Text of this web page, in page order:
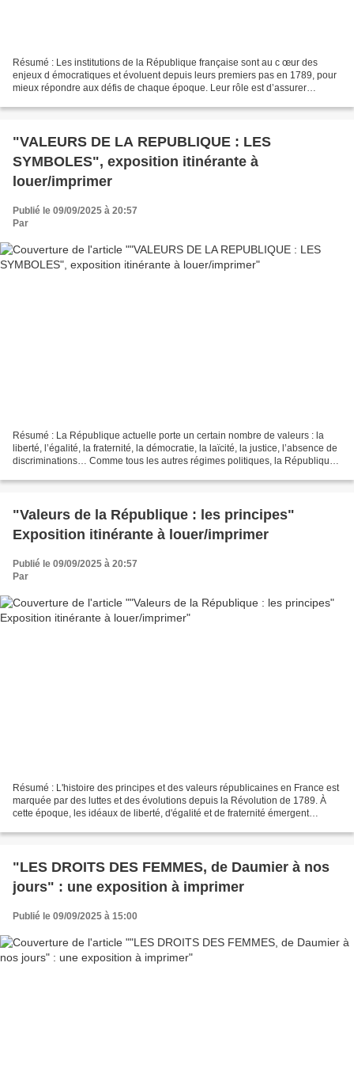
Résumé : Les institutions de la République française sont au c œur des
enjeux d émocratiques et évoluent depuis leurs premiers pas en 1789, pour
mieux répondre aux défis de chaque époque. Leur rôle est d’assurer
"VALEURS DE LA REPUBLIQUE : LES
SYMBOLES", exposition itinérante à
louer/imprimer
Publié le 09/09/2025 à 20:57
Par
Résumé : La République actuelle porte un certain nombre de valeurs : la
liberté, l’égalité, la fraternité, la démocratie, la laïcité, la justice, l’absence de
discriminations… Comme tous les autres régimes politiques, la République
"Valeurs de la République : les principes"
Exposition itinérante à louer/imprimer
Publié le 09/09/2025 à 20:57
Par
Résumé : L'histoire des principes et des valeurs républicaines en France est
marquée par des luttes et des évolutions depuis la Révolution de 1789. À
cette époque, les idéaux de liberté, d'égalité et de fraternité émergent
"LES DROITS DES FEMMES, de Daumier à nos
jours" : une exposition à imprimer
Publié le 09/09/2025 à 15:00